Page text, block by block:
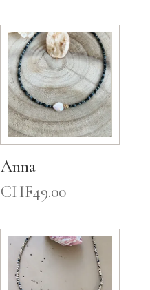
Anna
CHF49.00